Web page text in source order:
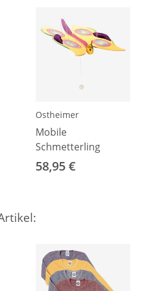
Ostheimer
Mobile
Schmetterling
58,95 €